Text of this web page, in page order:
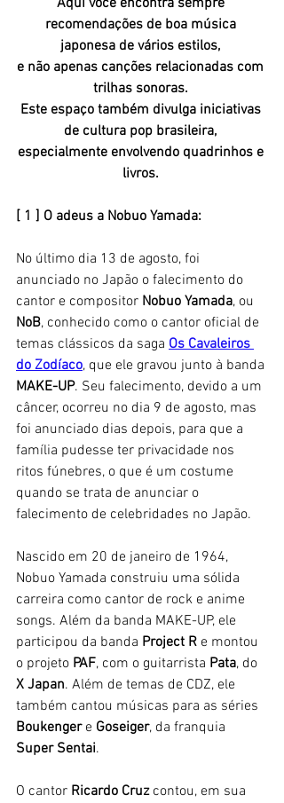
Aqui você encontra sempre
recomendações de boa música
japonesa de vários estilos,
e não apenas canções relacionadas com
trilhas sonoras.
Este espaço também divulga iniciativas
de cultura pop brasileira,
especialmente envolvendo quadrinhos e
livros.
[ 1 ] O adeus a Nobuo Yamada:
No último dia 13 de agosto, foi
anunciado no Japão o falecimento do
cantor e compositor Nobuo Yamada, ou
NoB, conhecido como o cantor oficial de
temas clássicos da saga Os Cavaleiros
do Zodíaco, que ele gravou junto à banda
MAKE-UP. Seu falecimento, devido a um
câncer, ocorreu no dia 9 de agosto, mas
foi anunciado dias depois, para que a
família pudesse ter privacidade nos
ritos fúnebres, o que é um costume
quando se trata de anunciar o
falecimento de celebridades no Japão.
Nascido em 20 de janeiro de 1964,
Nobuo Yamada construiu uma sólida
carreira como cantor de rock e anime
songs. Além da banda MAKE-UP, ele
participou da banda Project R e montou
o projeto PAF, com o guitarrista Pata, do
X Japan. Além de temas de CDZ, ele
também cantou músicas para as séries
Boukenger e Goseiger, da franquia
Super Sentai.
O cantor Ricardo Cruz contou, em sua